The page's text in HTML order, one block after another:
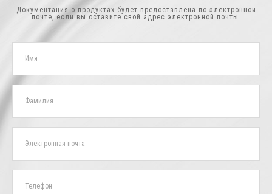
Документация о продуктах будет предоставлена ​​по электронной
почте, если вы оставите свой адрес электронной почты.